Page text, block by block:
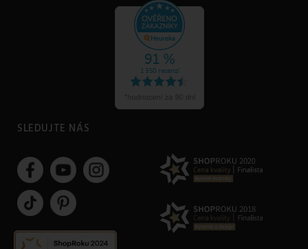
SLEDUJTE NÁS